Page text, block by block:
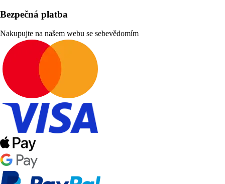
Bezpečná platba
Nakupujte na našem webu se sebevědomím